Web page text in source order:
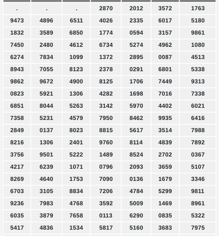
. . . 2870 2012 3572
1763
9473
4896 6511 4026 2335 6017
5180
1832
3589 6850 1774 0594 3157
9861
7450
2480 4612 6734 5274 4962
1080
6274
7834 1099 1372 2895 0087
4513
8943
7055 8123 2378 0291 6801
5338
9862
9672 4900 8125 1706 7449
9313
0823
5921 1306 4282 1698 7016
7338
6851
8044 5263 3142 5970 4402
6021
7358
5231 4579 7950 8462 9935
6416
2849
0137 8023 8815 5617 3514
7988
8216
1306 2401 9760 8114 4839
7892
3756
9501 5222 1489 8524 2702
0367
4217
6239 1071 0796 2093 3659
5107
8269
4640 1753 7090 0136 1679
3346
6703
3105 8834 7206 4784 5299
9811
9236
7983 4768 3592 5009 1469
8961
6035
3879 7658 0113 6290 0835
5322
5417
4836 1534 5817 5160 3683
7975